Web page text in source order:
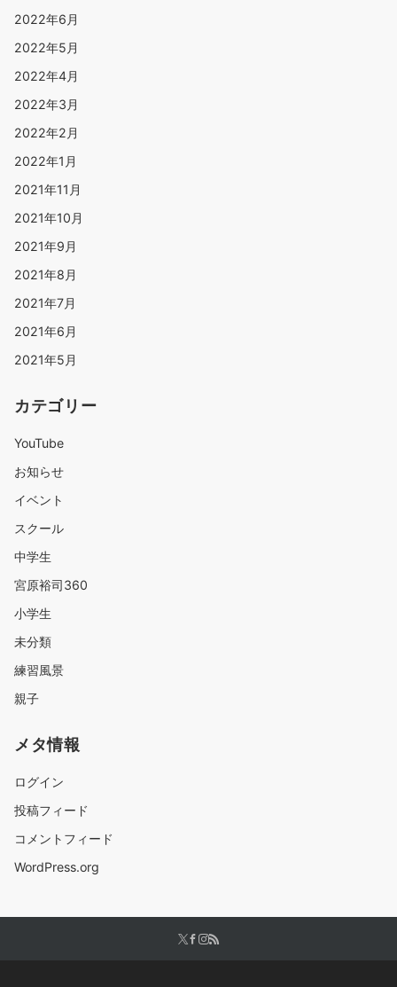
2022年6月
2022年5月
2022年4月
2022年3月
2022年2月
2022年1月
2021年11月
2021年10月
2021年9月
2021年8月
2021年7月
2021年6月
2021年5月
カテゴリー
YouTube
お知らせ
イベント
スクール
中学生
宮原裕司360
小学生
未分類
練習風景
親子
メタ情報
ログイン
投稿フィード
コメントフィード
WordPress.org